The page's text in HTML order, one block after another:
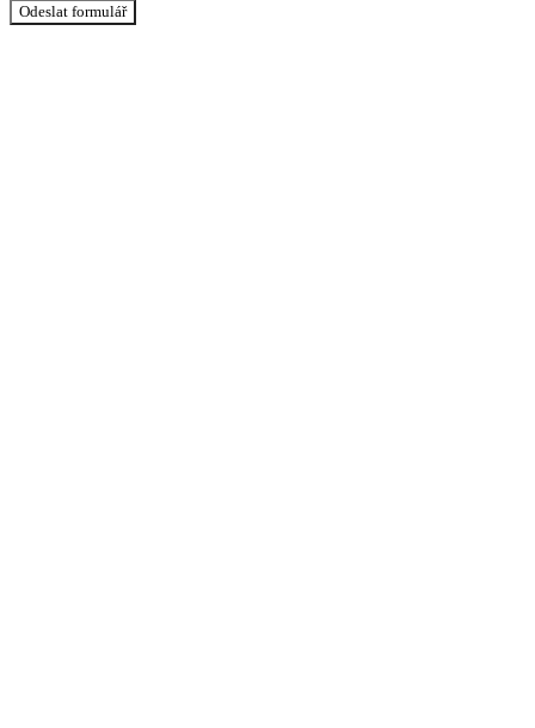
Odeslat formulář